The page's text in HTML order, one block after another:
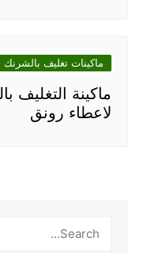
ماكينات تغليف بالشرنك
ماكينة التغليف
لاعطاء رونق